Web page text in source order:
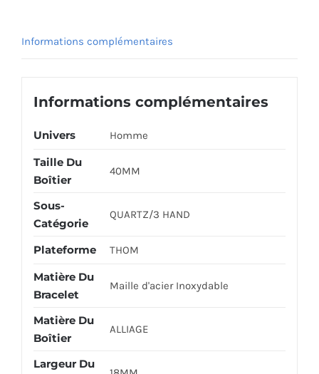
Informations complémentaires
Informations complémentaires
Univers Homme
Taille Du
Boîtier
40MM
Sous-
Catégorie
QUARTZ/3 HAND
Plateforme THOM
Matière Du
Bracelet
Maille d'acier Inoxydable
Matière Du
Boîtier
ALLIAGE
Largeur Du